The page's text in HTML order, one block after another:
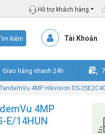
Hỗ trợ khách hàng
kiếm Tài Khoản
Giao hàng nhanh 24h
4MP Hikvision DS-
4MP
E/14HUN